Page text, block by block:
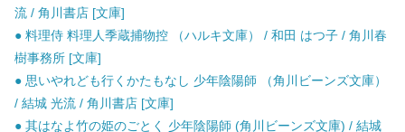
流 / 角川書店 [文庫]
● 料理侍 料理人季蔵捕物控 （ハルキ文庫） / 和田 はつ子 / 角川春
樹事務所 [文庫]
● 思いやれども行くかたもなし 少年陰陽師 （角川ビーンズ文庫）
/ 結城 光流 / 角川書店 [文庫]
● 其はなよ竹の姫のごとく 少年陰陽師 (角川ビーンズ文庫) / 結城